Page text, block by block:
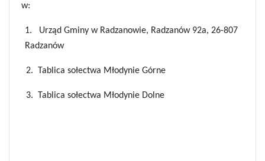
w:
1.
Urząd Gminy w Radzanowie, Radzanów 92a, 26-807
Radzanów
2. Tablica sołectwa Młodynie Górne
3. Tablica sołectwa Młodynie Dolne